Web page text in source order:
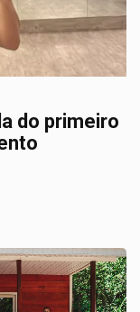
do primeiro